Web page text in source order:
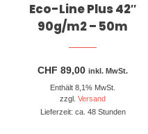
Eco-Line Plus 42″
90g/m2 – 50m
CHF 89,00 inkl. MwSt.
Enthält 8,1% MwSt.
zzgl.Versand
Lieferzeit: ca. 48 Stunden